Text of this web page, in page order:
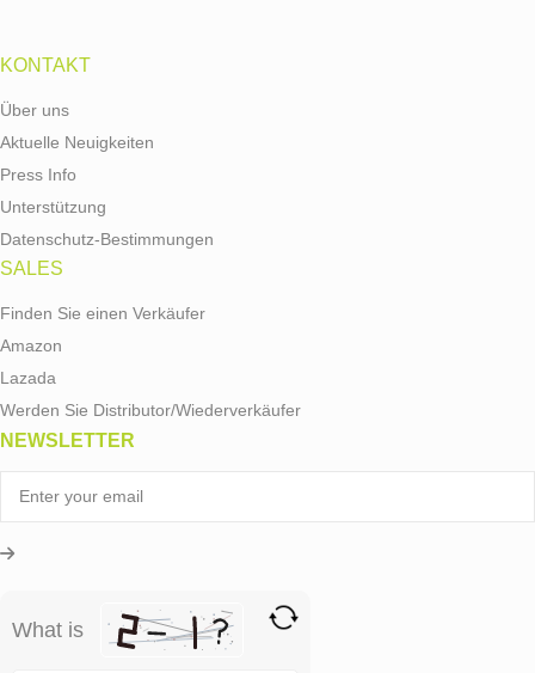
KONTAKT
Über uns
Aktuelle Neuigkeiten
Press Info
Unterstützung
Datenschutz-Bestimmungen
SALES
Finden Sie einen Verkäufer
Amazon
Lazada
Werden Sie Distributor/Wiederverkäufer
NEWSLETTER
What is